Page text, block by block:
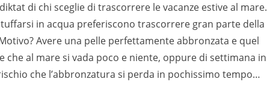
di chi sceglie di trascorrere le vacanze estive al mare.
in acqua preferiscono trascorrere gran parte della
Avere una pelle perfettamente abbronzata e quel
che al mare si vada poco e niente, oppure di settimana in
che l’abbronzatura si perda in pochissimo tempo…